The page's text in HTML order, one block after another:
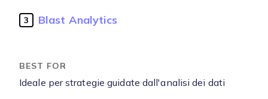
3 Blast Analytics
Ideale per strategie guidate dall'analisi dei dati